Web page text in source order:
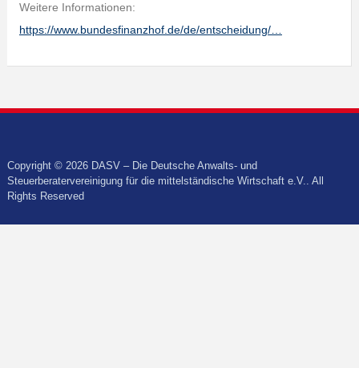
Weitere Informationen:
https://www.bundesfinanzhof.de/de/entscheidung/…
Copyright © 2026 DASV – Die Deutsche Anwalts- und
Steuerberatervereinigung für die mittelständische Wirtschaft e.V.. All
Rights Reserved